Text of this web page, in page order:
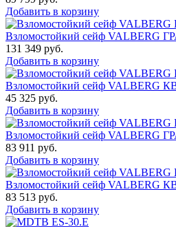
Добавить в корзину
Взломостойкий сейф VALBERG
131 349 руб.
Добавить в корзину
Взломостойкий сейф VALBERG
45 325 руб.
Добавить в корзину
Взломостойкий сейф VALBERG
83 911 руб.
Добавить в корзину
Взломостойкий сейф VALBERG
83 513 руб.
Добавить в корзину